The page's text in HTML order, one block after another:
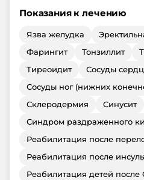
Показания к лечению
Язва желудка
Фарингит
Тонзиллит
Тиреоидит
Сосуды
Сосуды ног (нижних
Склеродермия
Синусит
Синдром раздраженного
Реабилитация после
Реабилитация после
Реабилитация детей после